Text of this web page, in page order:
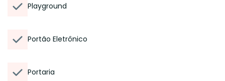
Playground
Portão Eletrônico
Portaria